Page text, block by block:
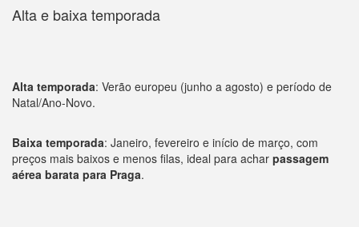
Alta e baixa temporada
Alta temporada: Verão europeu (junho a agosto) e período de
Natal/Ano-Novo.
Baixa temporada: Janeiro, fevereiro e início de março, com
preços mais baixos e menos filas, ideal para achar passagem
aérea barata para Praga.